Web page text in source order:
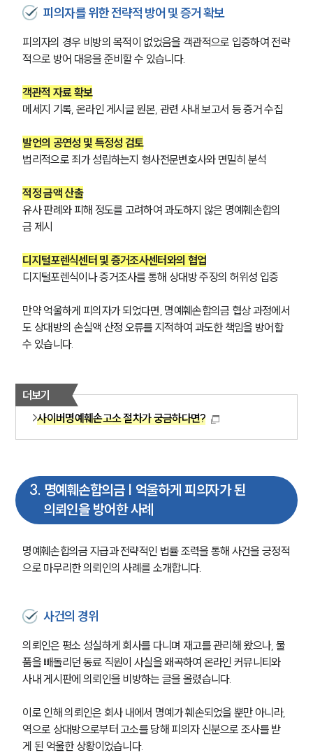
피의자를 위한 전략적 방어 및 증거 확보
피의자의 경우 비방의 목적이 없었음을 객관적으로 입증하여 전략
적으로 방어 대응을 준비할 수 있습니다.
객관적 자료 확보
메세지 기록, 온라인 게시글 원본, 관련 사내 보고서 등 증거 수집
발언의 공연성 및 특정성 검토
법리적으로 죄가 성립하는지 형사전문변호사와 면밀히 분석
적정 금액 산출
유사 판례와 피해 정도를 고려하여 과도하지 않은 명예훼손합의
금 제시
디지털포렌식센터 및 증거조사센터와의 협업
디지털포렌식이나 증거조사를 통해 상대방 주장의 허위성 입증
만약 억울하게 피의자가 되었다면, 명예훼손합의금 협상 과정에서
도 상대방의 손실액 산정 오류를 지적하여 과도한 책임을 방어할
수 있습니다.
더보기
사이버명예훼손고소 절차가 궁금하다면?
3. 명예훼손합의금 | 억울하게 피의자가 된
의뢰인을 방어한 사례
명예훼손합의금 지급과 전략적인 법률 조력을 통해 사건을 긍정적
으로 마무리한 의뢰인의 사례를 소개합니다.
사건의 경위
의뢰인은 평소 성실하게 회사를 다니며 재고를 관리해 왔으나, 물
품을 빼돌리던 동료 직원이 사실을 왜곡하여 온라인 커뮤니티와
사내 게시판에 의뢰인을 비방하는 글을 올렸습니다.
이로 인해 의뢰인은 회사 내에서 명예가 훼손되었을 뿐만 아니라,
역으로 상대방으로부터 고소를 당해 피의자 신분으로 조사를 받
게 된 억울한 상황이었습니다.